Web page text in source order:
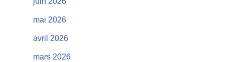
mai 2026
avril 2026
mars 2026